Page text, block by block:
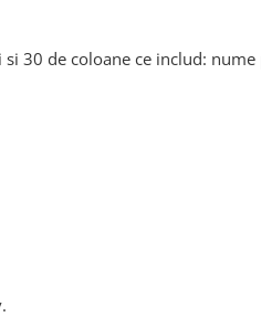
30 de coloane ce includ: